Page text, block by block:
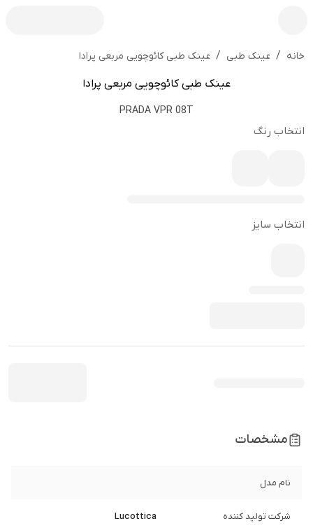
خانه / عینک طبی / عینک طبی کائوچویی مربعی پرادا
عینک طبی کائوچویی مربعی پرادا
PRADA VPR 08T
انتخاب رنگ
انتخاب سایز
مشخصات
نام مدل
شرکت تولید کننده Lucottica